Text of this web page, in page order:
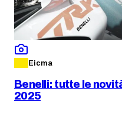
Eicma
Benelli: tutte le
2025